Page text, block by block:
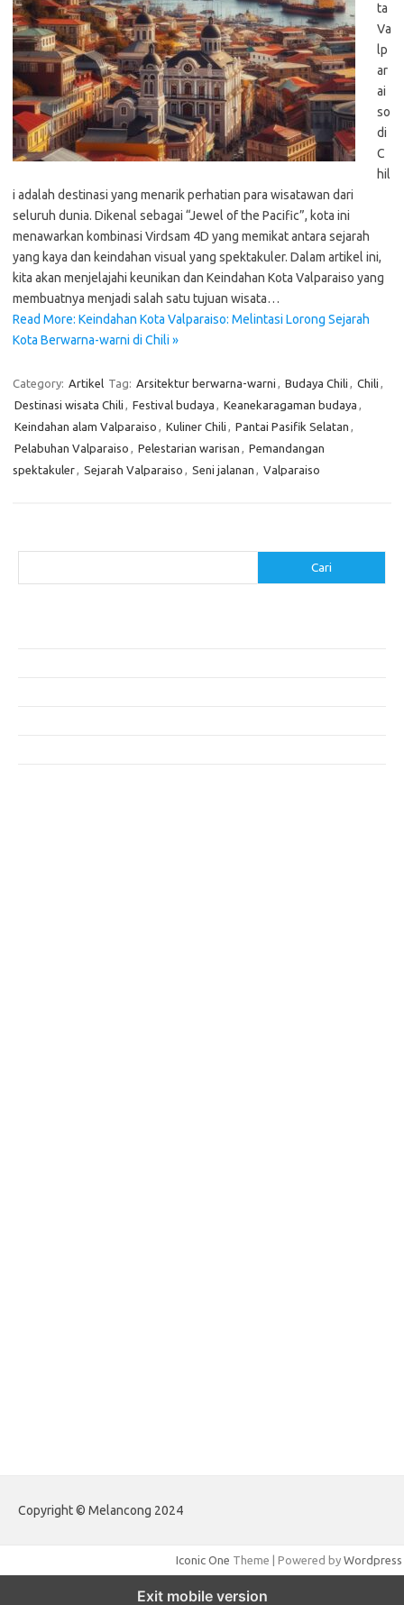
ta
Va
lp
ar
ai
so
di
C
hil
i adalah destinasi yang menarik perhatian para wisatawan dari
seluruh dunia. Dikenal sebagai “Jewel of the Pacific”, kota ini
menawarkan kombinasi Virdsam 4D yang memikat antara sejarah
yang kaya dan keindahan visual yang spektakuler. Dalam artikel ini,
kita akan menjelajahi keunikan dan Keindahan Kota Valparaiso yang
membuatnya menjadi salah satu tujuan wisata…
Read More: Keindahan Kota Valparaiso: Melintasi Lorong Sejarah
Kota Berwarna-warni di Chili »
Category: Artikel Tag: Arsitektur berwarna-warni , Budaya Chili , Chili ,
Destinasi wisata Chili , Festival budaya , Keanekaragaman budaya ,
Keindahan alam Valparaiso , Kuliner Chili , Pantai Pasifik Selatan ,
Pelabuhan Valparaiso , Pelestarian warisan , Pemandangan
spektakuler, Sejarah Valparaiso , Seni jalanan , Valparaiso
Cari
Copyright © Melancong 2024
Iconic One Theme | Powered by Wordpress
Exit mobile version